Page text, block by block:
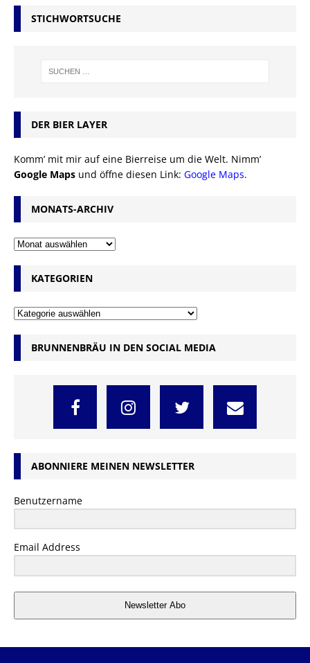
STICHWORTSUCHE
DER BIER LAYER
Komm’ mit mir auf eine Bierreise um die Welt. Nimm’
Google Maps und öffne diesen Link: Google Maps.
MONATS-ARCHIV
KATEGORIEN
BRUNNENBRÄU IN DEN SOCIAL MEDIA
ABONNIERE MEINEN NEWSLETTER
Benutzername
Email Address
Newsletter Abo